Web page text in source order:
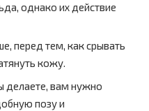
однако их действие
перед тем, как срывать
кожу.
делаете, вам нужно
позу и